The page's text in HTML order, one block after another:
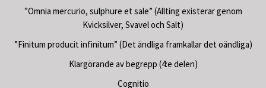
”Omnia mercurio, sulphure et sale” (Allting existerar genom
Kvicksilver, Svavel och Salt)
”Finitum producit infinitum” (Det ändliga framkallar det oändliga)
Klargörande av begrepp (4:e delen)
Cognitio